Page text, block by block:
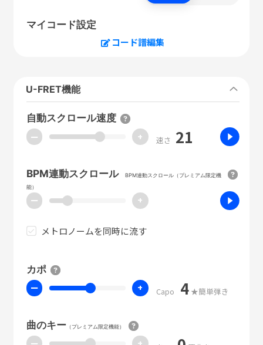
マイコード設定
コード譜編集
U-FRET機能
自動スクロール速度
ー + 速さ 21
BPM連動スクロール
BPM連動スクロール（プレミアム限定機
能）
ー +
メトロノームを同時に流す
カポ
ー + Capo 4 ★簡単弾き
曲のキー（プレミアム限定機能）